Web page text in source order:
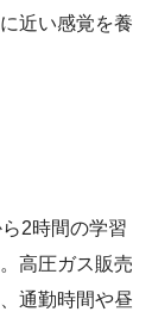
近い感覚を養
2時間の学習
高圧ガス販売
通勤時間や昼